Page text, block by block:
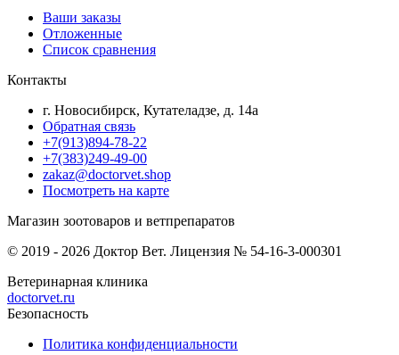
Ваши заказы
Отложенные
Список сравнения
Контакты
г. Новосибирск, Кутателадзе, д. 14а
Обратная связь
+7(913)894-78-22
+7(383)249-49-00
zakaz@doctorvet.shop
Посмотреть на карте
Магазин зоотоваров и ветпрепаратов
© 2019 - 2026 Доктор Вет. Лицензия № 54-16-3-000301
Ветеринарная клиника
doctorvet.ru
Безопасность
Политика конфиденциальности